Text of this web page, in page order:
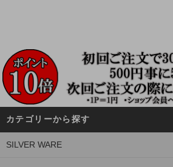
カテゴリーから探す
SILVER WARE